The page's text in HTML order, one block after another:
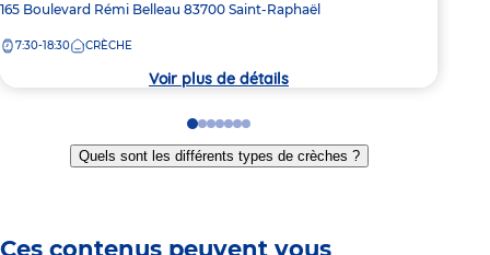
Adresse
la
165 Boulevard Rémi Belleau 83700 Saint-Raphaël
7:30-18:30 CRÈCHE
Voir plus de détails
Go
to
slide
Go
to
slide
Go
to
slide
Go
to
slide
Go
to
slide
Go
to
slide
Go
to
slide
Quels sont les différents types de crèches ?
Ces contenus peuvent vous